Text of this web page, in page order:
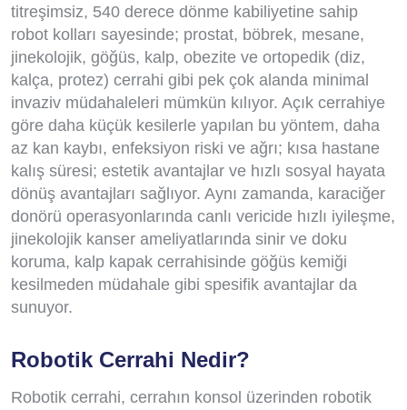
titreşimsiz, 540 derece dönme kabiliyetine sahip
robot kolları sayesinde; prostat, böbrek, mesane,
jinekolojik, göğüs, kalp, obezite ve ortopedik (diz,
kalça, protez) cerrahi gibi pek çok alanda minimal
invaziv müdahaleleri mümkün kılıyor. Açık cerrahiye
göre daha küçük kesilerle yapılan bu yöntem, daha
az kan kaybı, enfeksiyon riski ve ağrı; kısa hastane
kalış süresi; estetik avantajlar ve hızlı sosyal hayata
dönüş avantajları sağlıyor. Aynı zamanda, karaciğer
donörü operasyonlarında canlı vericide hızlı iyileşme,
jinekolojik kanser ameliyatlarında sinir ve doku
koruma, kalp kapak cerrahisinde göğüs kemiği
kesilmeden müdahale gibi spesifik avantajlar da
sunuyor.
Robotik Cerrahi Nedir?
Robotik cerrahi, cerrahın konsol üzerinden robotik